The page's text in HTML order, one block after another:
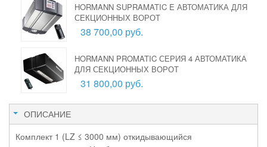
HORMANN SUPRAMATIC E АВТОМАТИКА ДЛЯ
СЕКЦИОННЫХ ВОРОТ
38 700,00 руб.
HORMANN PROMATIC СЕРИЯ 4 АВТОМАТИКА
ДЛЯ СЕКЦИОННЫХ ВОРОТ
31 800,00 руб.
ОПИСАНИЕ
Комплект 1 (LZ ≤ 3000 мм) откидывающийся